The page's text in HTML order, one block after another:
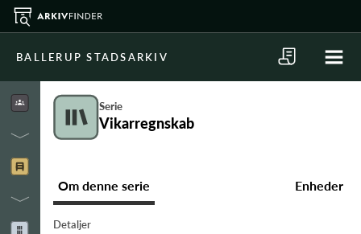
BALLERUP STADSARKIV
Serie
Vikarregnskab
Om denne serie Enheder
Detaljer